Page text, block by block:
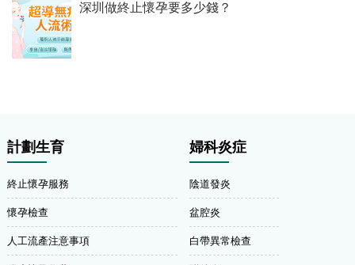
深圳做終止懷孕要多少錢？
計劃生育
終止懷孕服務
懷孕檢查
人工流產注意事項
婦科炎症
陰道發炎
盆腔炎
白帶異常檢查